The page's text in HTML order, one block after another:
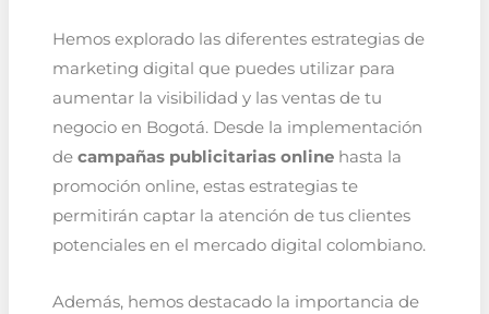
Hemos explorado las diferentes estrategias de
marketing digital que puedes utilizar para
aumentar la visibilidad y las ventas de tu
negocio en Bogotá. Desde la implementación
de campañas publicitarias onlinehasta la
promoción online, estas estrategias te
permitirán captar la atención de tus clientes
potenciales en el mercado digital colombiano.
Además, hemos destacado la importancia de